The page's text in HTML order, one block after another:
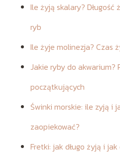
Ile żyją skalary? Długość
ryb
Ile żyje molinezja? Czas
Jakie ryby do akwarium?
początkujących
Świnki morskie: ile zyją i
zaopiekować?
Fretki: jak długo żyją i